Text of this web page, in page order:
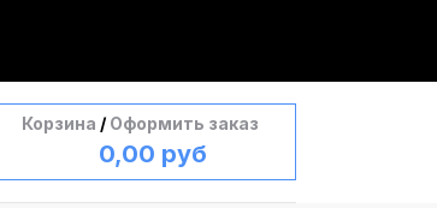
Корзина / Оформить заказ
0,00 руб